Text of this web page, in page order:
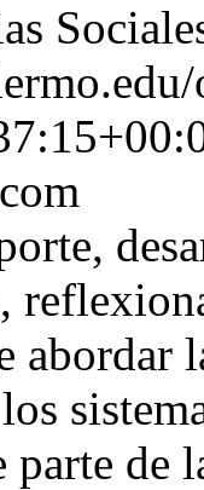
abordar
de